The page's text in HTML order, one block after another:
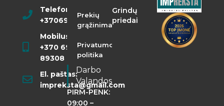
Telefonas:
+37069855400
Mobilusis:
+370 698
89308
El. paštas:
impreksta@gmail.com
Prekių
grąžinimas
Privatumo
politika
Darbo
Valandos
PIRM-PENK:
09:00 –
Grindų
priedai